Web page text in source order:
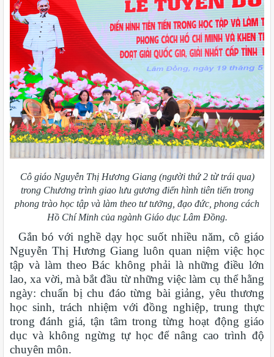
Cô giáo Nguyễn Thị Hương Giang (người thứ 2 từ trái qua)
trong Chương trình giao lưu gương điển hình tiên tiến trong
phong trào học tập và làm theo tư tưởng, đạo đức, phong cách
Hồ Chí Minh của ngành Giáo dục Lâm Đồng.
Gắn bó với nghề dạy học suốt nhiều năm, cô giáo
Nguyễn Thị Hương Giang luôn quan niệm việc học
tập và làm theo Bác không phải là những điều lớn
lao, xa vời, mà bắt đầu từ những việc làm cụ thể hằng
ngày: chuẩn bị chu đáo từng bài giảng, yêu thương
học sinh, trách nhiệm với đồng nghiệp, trung thực
trong đánh giá, tận tâm trong từng hoạt động giáo
dục và không ngừng tự học để nâng cao trình độ
chuyên môn.